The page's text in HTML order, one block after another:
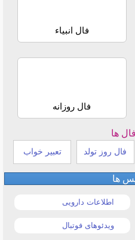
فال انبیاء
فال روزانه
ها
فال روز تولد تعبیر خواب
ها
اطلاعات دارویی
ویدئوهای فوتبال